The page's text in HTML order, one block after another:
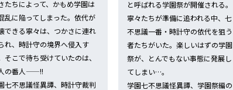
「地縛少年花子くん」10巻、3/27発売記念フェア開催!!
「地縛少年花子くん」第10巻、3/27発売！
たちによって、かもめ学園は
乱に陥ってしまった。依代が
できる寧々は、つかさに連れ
れ、時計守の境界へ侵入す
そこで待ち受けていたのは、
の番人——!!
七不思議怪異譚、時計守裁判
と呼ばれる学園祭が開催される。
寧々たちが準備に追われる中、七
不思議一番・時計守の依代を狙う
者たちがいた。楽しいはずの学園
祭が、とんでもない事態に発展し
てしまい…。
学園七不思議怪異譚、学園祭編の